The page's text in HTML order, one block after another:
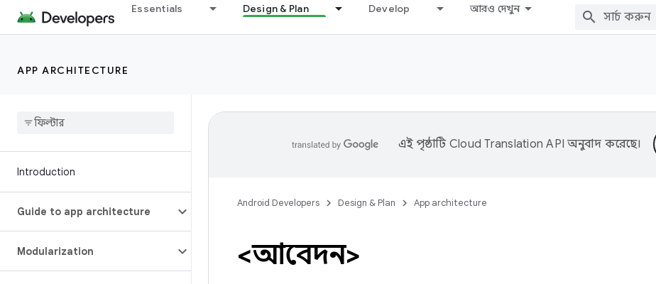
Essentials Design & Plan Develop আরও দেখুন
APP ARCHITECTURE
Introduction
Guide to app architecture
Modularization
এই পৃষ্ঠাটি Cloud Translation API অনুবাদ করেছে।
Android Developers Design & Plan App architecture
<আবেদন>